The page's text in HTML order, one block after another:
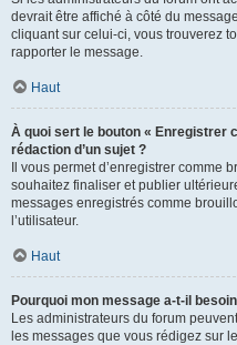
devrait être affiché à côté du
cliquant sur celui-ci, vous trouverez
rapporter le message.
Haut
À quoi sert le bouton « Enregistrer
rédaction d’un sujet ?
Il vous permet d’enregistrer comme
souhaitez finaliser et publier
messages enregistrés comme
l’utilisateur.
Haut
Pourquoi mon message a-t-il
Les administrateurs du forum
les messages que vous rédigez sur